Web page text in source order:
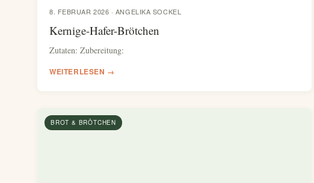
8. FEBRUAR 2026 · ANGELIKA SOCKEL
Kernige-Hafer-Brötchen
Zutaten: Zubereitung:
WEITERLESEN →
BROT & BRÖTCHEN